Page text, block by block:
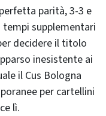
parità, 3-3 e
tempi supplementari
decidere il titolo
inesistente ai
il Cus Bologna
per cartellini
lì.